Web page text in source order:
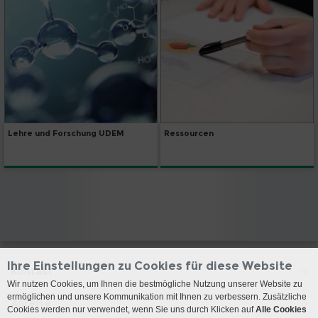
Lehre und Forschung UDEM Ressourcen
Kontakt
Anreise
Ihre Einstellungen zu Cookies für diese Website
Wir nutzen Cookies, um Ihnen die bestmögliche Nutzung unserer Website zu
ermöglichen und unsere Kommunikation mit Ihnen zu verbessern. Zusätzliche
Cookies werden nur verwendet, wenn Sie uns durch Klicken aufAlle Cookies